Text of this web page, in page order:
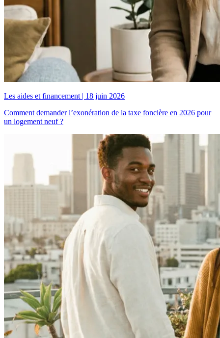
Les aides et financement | 18 juin 2026
Comment demander l’exonération de la taxe foncière en 2026 pour
un logement neuf ?